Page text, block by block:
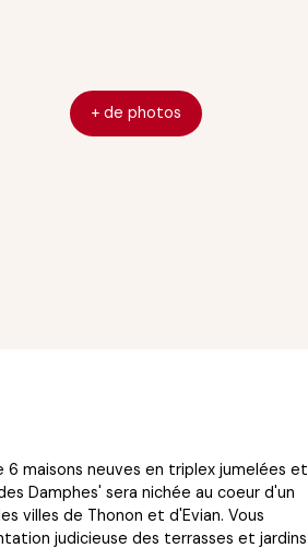
+ de photos
maisons neuves en triplex jumelées et
Damphes' sera nichée au coeur d'un
villes de Thonon et d'Evian. Vous
judicieuse des terrasses et jardins